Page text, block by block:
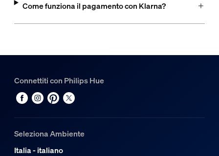
Come funziona il pagamento con Klarna?
Connettiti con Philips Hue
Seleziona Ambiente
Italia - italiano